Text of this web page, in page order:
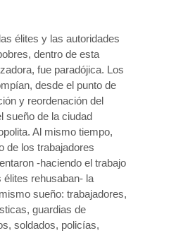
élites y las autoridades
dentro de esta
fue paradójica. Los
desde el punto de
y reordenación del
sueño de la ciudad
Al mismo tiempo,
de los trabajadores
-haciendo el trabajo
élites rehusaban- la
sueño: trabajadores,
guardias de
soldados, policías,